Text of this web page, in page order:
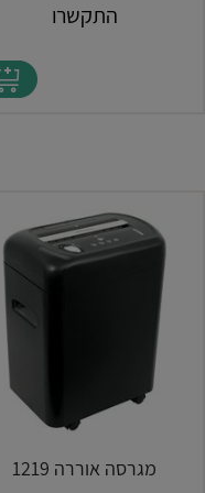
התקשרו
מגרסה אוררה 1219